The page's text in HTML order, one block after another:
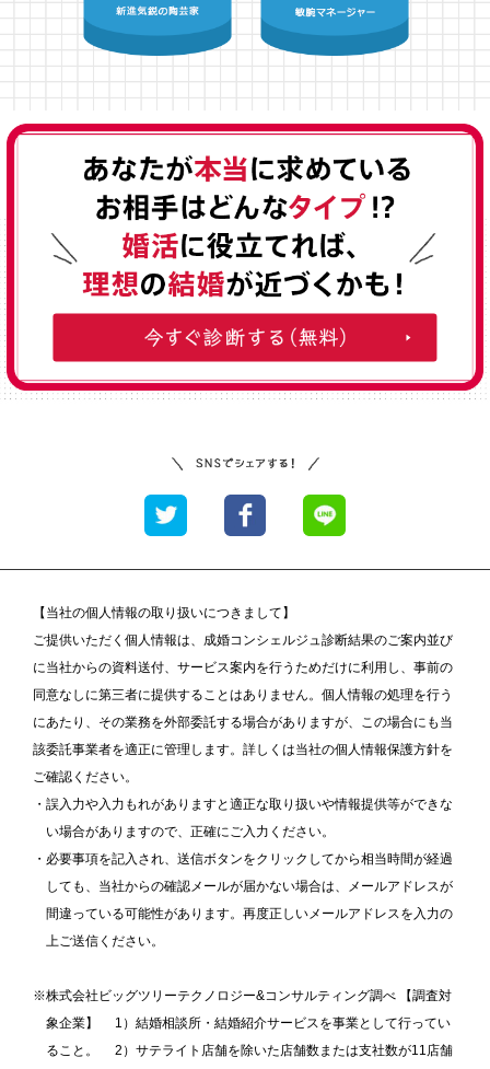
【当社の個人情報の取り扱いにつきまして】
ご提供いただく個人情報は、成婚コンシェルジュ診断結果のご案内並び
に当社からの資料送付、サービス案内を行うためだけに利用し、事前の
同意なしに第三者に提供することはありません。個人情報の処理を行う
にあたり、その業務を外部委託する場合がありますが、この場合にも当
該委託事業者を適正に管理します。詳しくは当社の個人情報保護方針を
ご確認ください。
・誤入力や入力もれがありますと適正な取り扱いや情報提供等ができな
い場合がありますので、正確にご入力ください。
・必要事項を記入され、送信ボタンをクリックしてから相当時間が経過
しても、当社からの確認メールが届かない場合は、メールアドレスが
間違っている可能性があります。再度正しいメールアドレスを入力の
上ご送信ください。
※株式会社ビッグツリーテクノロジー&コンサルティング調べ 【調査対
象企業】 1）結婚相談所・結婚紹介サービスを事業として行ってい
ること。 2）サテライト店舗を除いた店舗数または支社数が11店舗